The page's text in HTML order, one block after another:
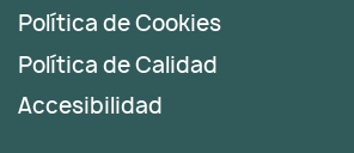
Política de Cookies
Política de Calidad
Accesibilidad